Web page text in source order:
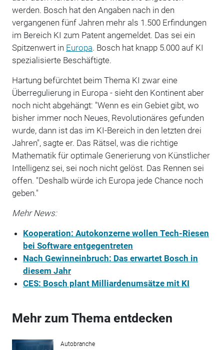
werden. Bosch hat den Angaben nach in den
vergangenen fünf Jahren mehr als 1.500 Erfindungen
im Bereich KI zum Patent angemeldet. Das sei ein
Spitzenwert in Europa. Bosch hat knapp 5.000 auf KI
spezialisierte Beschäftigte.
Hartung befürchtet beim Thema KI zwar eine
Überregulierung in Europa - sieht den Kontinent aber
noch nicht abgehängt: "Wenn es ein Gebiet gibt, wo
bisher immer noch Neues, Revolutionäres gefunden
wurde, dann ist das im KI-Bereich in den letzten drei
Jahren", sagte er. Das Rätsel, was die richtige
Mathematik für optimale Generierung von Künstlicher
Intelligenz sei, sei noch nicht gelöst. Das Rennen sei
offen. "Deshalb würde ich Europa jede Chance noch
geben."
Mehr News:
Kooperation: Autokonzerne wollen Tech-Riesen
bei Software entgegentreten
Nach Gewinneinbruch: Das erwartet Bosch in
diesem Jahr
CES: Bosch plant Milliardenumsätze mit KI
Mehr zum Thema entdecken
Autobranche